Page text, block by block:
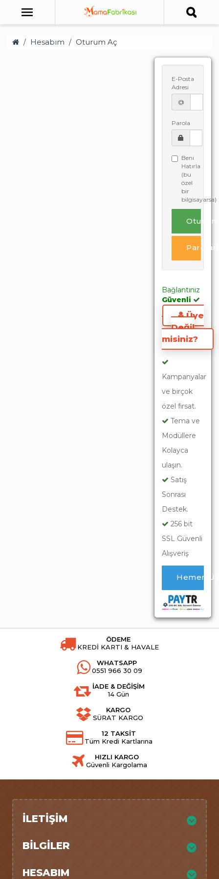
Hesabım Oturum Aç
E-Posta
Adresi
@
Parola
Beni
Hatırla
(bu
özel
bir
bilgisayarsa)
Bağlantınız
Güvenli
Üye
Değil
misiniz?
Kampanyalar
ve birçok
özel fırsat.
Tema ve
Modüllere
Kolayca
ulaşın.
Satış
Sonrası
Destek.
256 bit
SSL Güvenli
Alışveriş
Hemen
ÖDEME
KREDİ KARTI & HAVALE
WHATSAPP
0551 966 30 09
İADE & DEĞİŞİM
14 Gün
KARGO
SÜRAT KARGO
12 TAKSİT
Tüm Kredi Kartlarına
HIZLI KARGO
Güvenli Kargolama
İLETIŞIM
BILGILER
HESABIM